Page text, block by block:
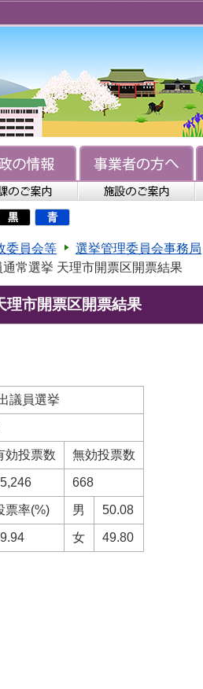
委員会等 選挙管理委員会事務局
常選挙 天理市開票区開票結果
理市開票区開票結果
議員選挙
効投票数 無効投票数
668
票率(%) 男 50.08
女 49.80